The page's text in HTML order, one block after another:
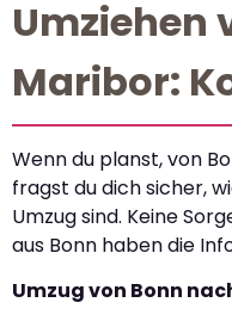
Umziehen
Maribor:
Wenn du planst, von
fragst du dich sicher,
Umzug sind. Keine
aus Bonn haben die
Umzug von Bonn